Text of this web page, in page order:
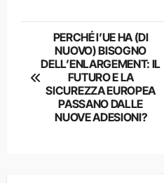
Navigazione
articoli
PERCHÉ l’UE HA (DI
NUOVO) BISOGNO
DELL’ENLARGEMENT: IL
FUTURO E LA
SICUREZZA EUROPEA
PASSANO DALLE
NUOVE ADESIONI?